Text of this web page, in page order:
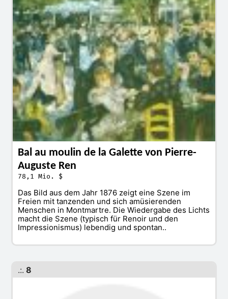
Bal au moulin de la Galette von Pierre-
Auguste Ren
78,1 Mio. $
Das Bild aus dem Jahr 1876 zeigt eine Szene im
Freien mit tanzenden und sich amüsierenden
Menschen in Montmartre. Die Wiedergabe des Lichts
macht die Szene (typisch für Renoir und den
Impressionismus) lebendig und spontan..
.:. 8